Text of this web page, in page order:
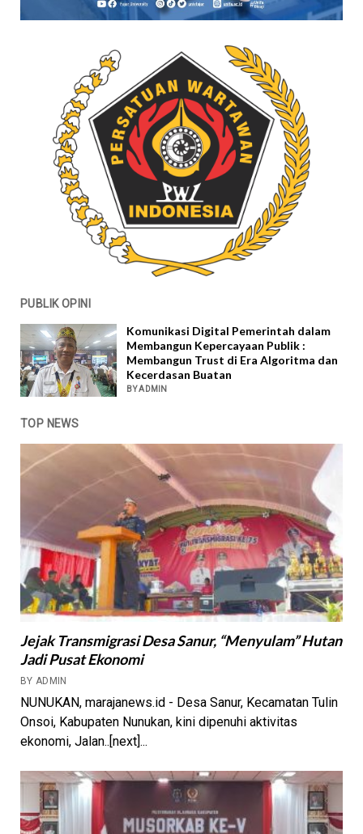
PUBLIK OPINI
Komunikasi Digital Pemerintah dalam
Membangun Kepercayaan Publik :
Membangun Trust di Era Algoritma dan
Kecerdasan Buatan
BY ADMIN
TOP NEWS
Jejak Transmigrasi Desa Sanur, “Menyulam” Hutan
Jadi Pusat Ekonomi
BY ADMIN
NUNUKAN, marajanews.id - Desa Sanur, Kecamatan Tulin
Onsoi, Kabupaten Nunukan, kini dipenuhi aktivitas
ekonomi, Jalan..[next]...